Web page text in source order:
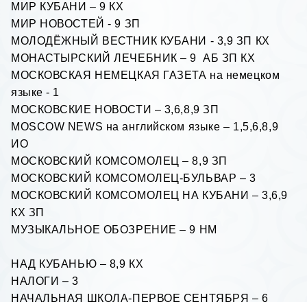
МИР КУБАНИ – 9 КХ
МИР НОВОСТЕЙ - 9 ЗП
МОЛОДЁЖНЫЙ ВЕСТНИК КУБАНИ - 3,9 ЗП КХ
МОНАСТЫРСКИЙ ЛЕЧЕБНИК – 9 АБ ЗП КХ
МОСКОВСКАЯ НЕМЕЦКАЯ ГАЗЕТА на немецком
языке - 1
МОСКОВСКИЕ НОВОСТИ – 3,6,8,9 ЗП
MOSCOW NEWS на английском языке – 1,5,6,8,9
ИО
МОСКОВСКИЙ КОМСОМОЛЕЦ – 8,9 ЗП
МОСКОВСКИЙ КОМСОМОЛЕЦ-БУЛЬВАР – 3
МОСКОВСКИЙ КОМСОМОЛЕЦ НА КУБАНИ – 3,6,9
КХ ЗП
МУЗЫКАЛЬНОЕ ОБОЗРЕНИЕ – 9 НМ
НАД КУБАНЬЮ – 8,9 КХ
НАЛОГИ – 3
НАЧАЛЬНАЯ ШКОЛА-ПЕРВОЕ СЕНТЯБРЯ – 6